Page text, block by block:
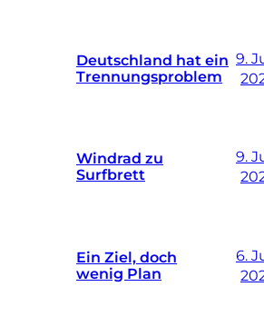
Deutschland hat ein
Trennungsproblem
9.
Windrad zu
Surfbrett
9.
Ein Ziel, doch
wenig Plan
6.